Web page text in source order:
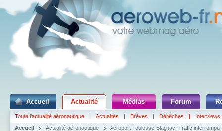
Accueil Actualité Médias Forum
Toute l'actualité aéronautique | Actualités | Brèves | Dépêches |
Interviews
Accueil
Actualité aéronautique Aéroport Toulouse-Blagnac: Trafic interrompu